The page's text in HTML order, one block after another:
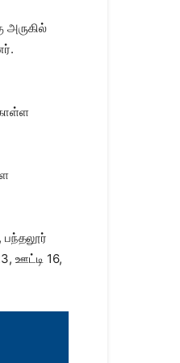
அருகில்
பந்தலூர்
ஊட்டி 16,